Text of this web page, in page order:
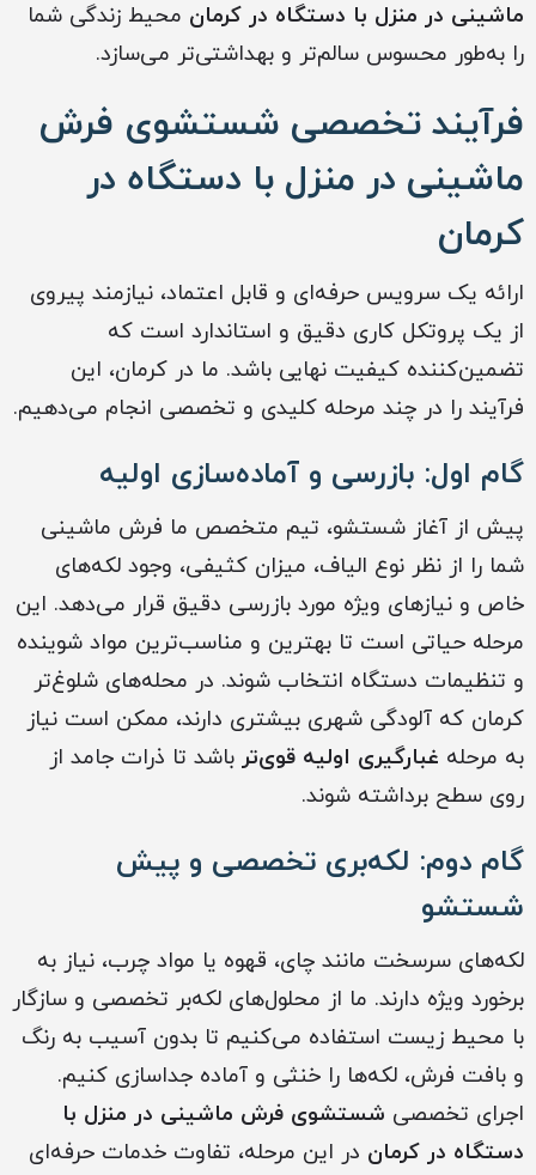
ماشینی در منزل با دستگاه در کرمان محیط زندگی شما
را به‌طور محسوس سالم‌تر و بهداشتی‌تر می‌سازد.
فرآیند تخصصی شستشوی فرش
ماشینی در منزل با دستگاه در
کرمان
ارائه یک سرویس حرفه‌ای و قابل اعتماد، نیازمند پیروی
از یک پروتکل کاری دقیق و استاندارد است که
تضمین‌کننده کیفیت نهایی باشد. ما در کرمان، این
فرآیند را در چند مرحله کلیدی و تخصصی انجام می‌دهیم.
گام اول: بازرسی و آماده‌سازی اولیه
پیش از آغاز شستشو، تیم متخصص ما فرش ماشینی
شما را از نظر نوع الیاف، میزان کثیفی، وجود لکه‌های
خاص و نیازهای ویژه مورد بازرسی دقیق قرار می‌دهد. این
مرحله حیاتی است تا بهترین و مناسب‌ترین مواد شوینده
و تنظیمات دستگاه انتخاب شوند. در محله‌های شلوغ‌تر
کرمان که آلودگی شهری بیشتری دارند، ممکن است نیاز
به مرحله غبارگیری اولیه قوی‌تر باشد تا ذرات جامد از
روی سطح برداشته شوند.
گام دوم: لکه‌بری تخصصی و پیش
شستشو
لکه‌های سرسخت مانند چای، قهوه یا مواد چرب، نیاز به
برخورد ویژه دارند. ما از محلول‌های لکه‌بر تخصصی و سازگار
با محیط زیست استفاده می‌کنیم تا بدون آسیب به رنگ
و بافت فرش، لکه‌ها را خنثی و آماده جداسازی کنیم.
اجرای تخصصی شستشوی فرش ماشینی در منزل با
دستگاه در کرمان در این مرحله، تفاوت خدمات حرفه‌ای